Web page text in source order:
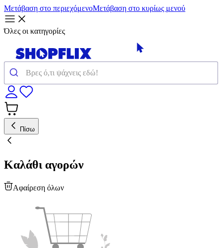
Μετάβαση στο περιεχόμενοΜετάβαση στο κυρίως μενού
Όλες οι κατηγορίες
Πίσω
Καλάθι αγορών
Αφαίρεση όλων